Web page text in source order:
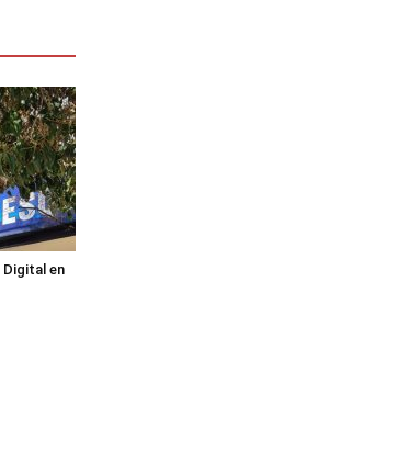
Digital en